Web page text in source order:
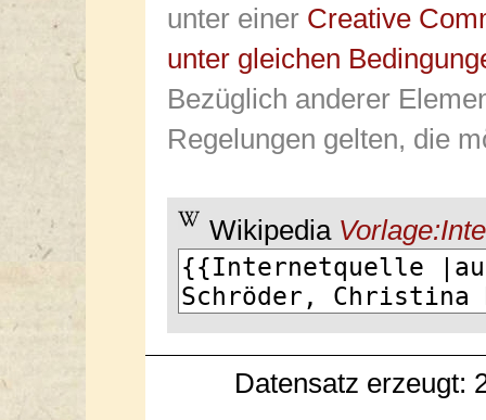
unter einer Creative
unter gleichen
Bezüglich anderer
Regelungen gelten, die
Wikipedia
Datensatz erzeugt: